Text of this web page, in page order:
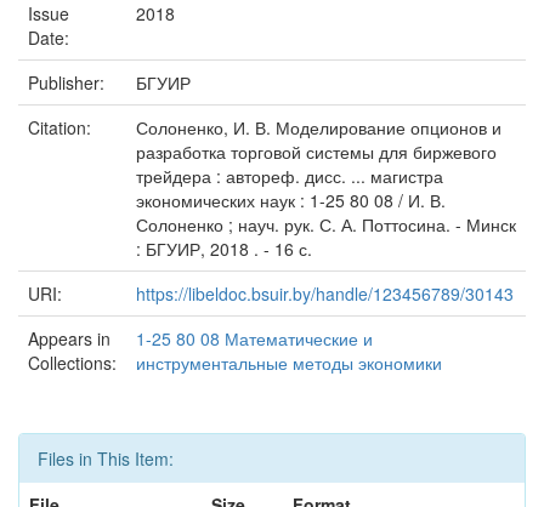
Issue
Date:
2018
Publisher:
БГУИР
Citation:
Солоненко, И. В. Моделирование опционов и
разработка торговой системы для биржевого
трейдера : автореф. дисс. ... магистра
экономических наук : 1-25 80 08 / И. В.
Солоненко ; науч. рук. С. А. Поттосина. - Минск
: БГУИР, 2018 . - 16 с.
URI:
https://libeldoc.bsuir.by/handle/123456789/30143
Appears in
Collections:
1-25 80 08 Математические и
инструментальные методы экономики
Files in This Item: